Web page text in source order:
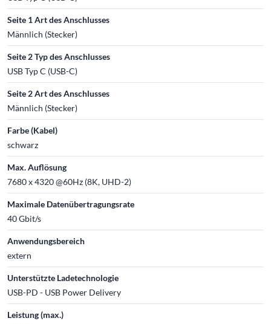
Seite 1 Art des Anschlusses
Männlich (Stecker)
Seite 2 Typ des Anschlusses
USB Typ C (USB-C)
Seite 2 Art des Anschlusses
Männlich (Stecker)
Farbe (Kabel)
schwarz
Max. Auflösung
7680 x 4320 @60Hz (8K, UHD-2)
Maximale Datenübertragungsrate
40 Gbit/s
Anwendungsbereich
extern
Unterstützte Ladetechnologie
USB-PD - USB Power Delivery
Leistung (max.)